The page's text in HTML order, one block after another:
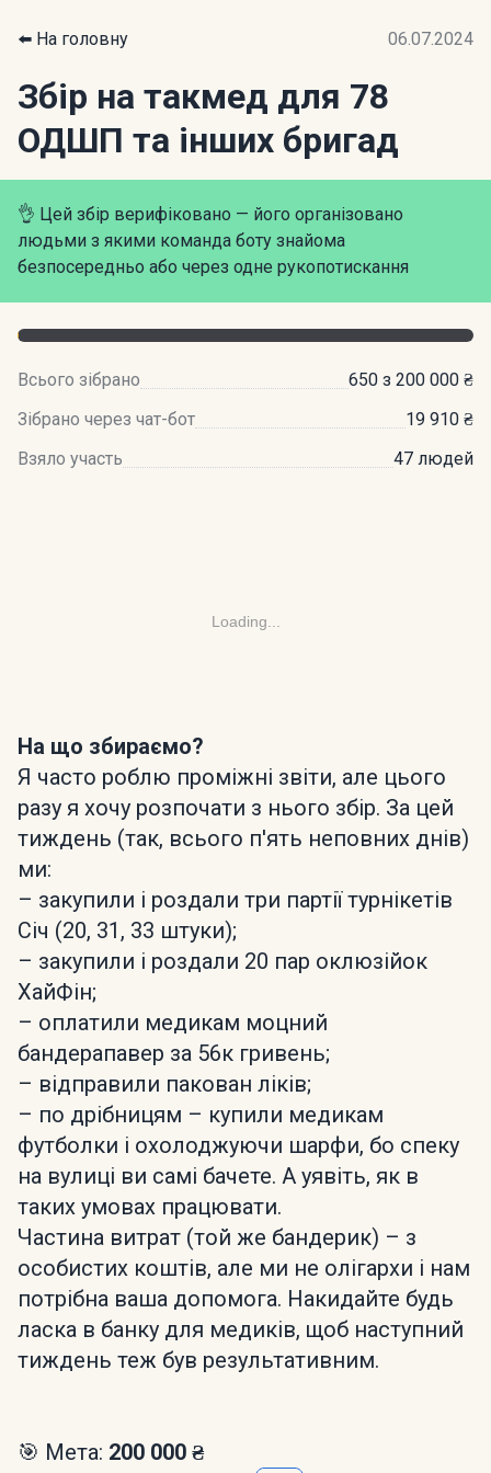
⬅️ На головну 06.07.2024
Збір на такмед для 78
ОДШП та інших бригад
👌 Цей збір верифіковано — його організовано
людьми з якими команда боту знайома
безпосередньо або через одне рукопотискання
Всього зібрано
650 з 200 000 ₴
Зібрано через чат-бот
19 910 ₴
Взяло участь
47 людей
Loading...
На що збираємо?
Я часто роблю проміжні звіти, але цього
разу я хочу розпочати з нього збір. За цей
тиждень (так, всього п'ять неповних днів)
ми:
– закупили і роздали три партії турнікетів
Січ (20, 31, 33 штуки);
– закупили і роздали 20 пар оклюзійок
ХайФін;
– оплатили медикам моцний
бандерапавер за 56к гривень;
– відправили пакован ліків;
– по дрібницям – купили медикам
футболки і охолоджуючи шарфи, бо спеку
на вулиці ви самі бачете. А уявіть, як в
таких умовах працювати.
Частина витрат (той же бандерик) – з
особистих коштів, але ми не олігархи і нам
потрібна ваша допомога. Накидайте будь
ласка в банку для медиків, щоб наступний
тиждень теж був результативним.
🎯 Мета: 200 000 ₴